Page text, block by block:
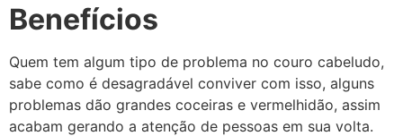
Benefícios
Quem tem algum tipo de problema no couro cabeludo,
sabe como é desagradável conviver com isso, alguns
problemas dão grandes coceiras e vermelhidão, assim
acabam gerando a atenção de pessoas em sua volta.